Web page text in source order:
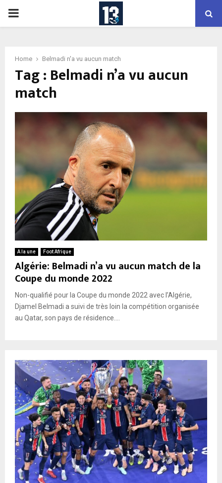
PRIMARY
Home Belmadi n'a vu aucun match
Tag : Belmadi n’a vu aucun
match
A la une Foot Afrique
Algérie: Belmadi n’a vu aucun match de la
Coupe du monde 2022
Non-qualifié pour la Coupe du monde 2022 avec l’Algérie,
Djamel Belmadi a suivi de très loin la compétition organisée
au Qatar, son pays de résidence....